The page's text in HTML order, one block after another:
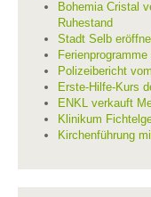
Bohemia Cristal
Ruhestand
Stadt Selb
Polizeibericht
Erste-Hilfe-Kurs
ENKL verkauft
Klinikum
Kirchenführung